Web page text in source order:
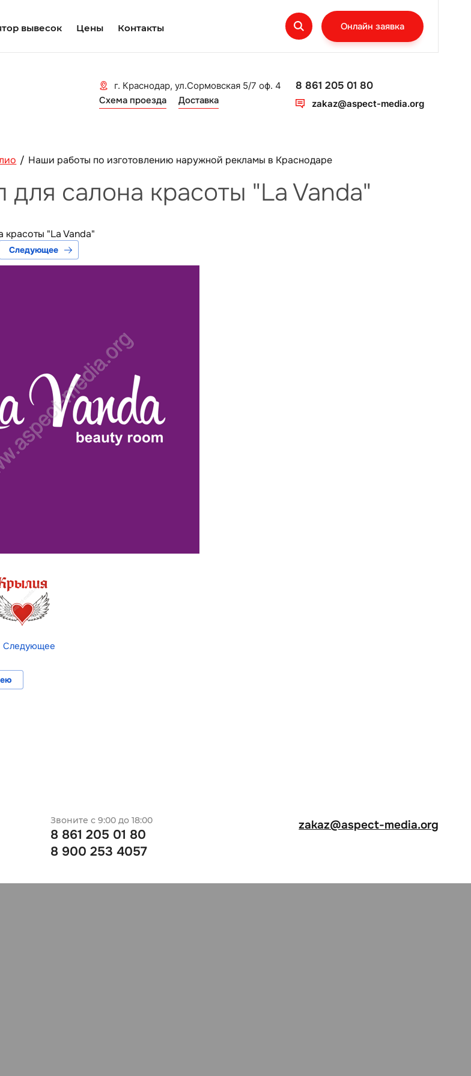
вывесок Цены Контакты Онлайн заявка
г. Краснодар, ул.Сормовская 5/7 оф. 4
Схема проезда Доставка
8 861 205 01 80
zakaz@aspect-media.org
/ Наши работы по изготовлению наружной рекламы в Краснодаре
для салона красоты "La Vanda"
красоты "La Vanda"
Следующее
Следующее
Звоните с 9:00 до 18:00
8 861 205 01 80
8 900 253 4057
zakaz@aspect-media.org